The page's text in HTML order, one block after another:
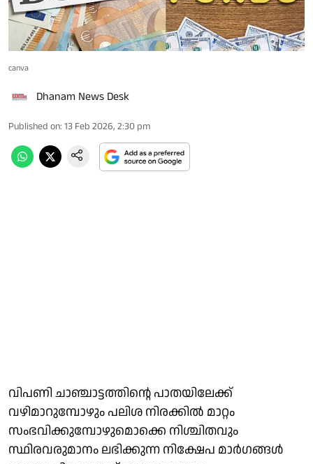
canva
Dhanam News Desk
Published on: 13 Feb 2026, 2:30 pm
വിപണി ചാഞ്ചാട്ടത്തിന്റെ പാതയിലേക്ക്
വഴിമാറുമ്പോഴും പലിശ നിരക്കിൽ മാറ്റം
സംഭവിക്കുമ്പോഴുമൊക്കെ നിശ്ചിതവും
സ്ഥിരവരുമാനം ലഭിക്കുന്ന നിക്ഷേപ മാർ​ഗങ്ങൾ